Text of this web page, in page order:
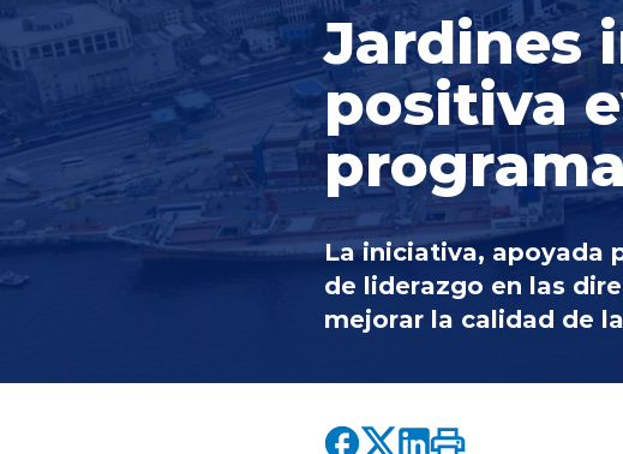
Jardines
positiva
La iniciativa, apoyada
de liderazgo en las
mejorar la calidad de